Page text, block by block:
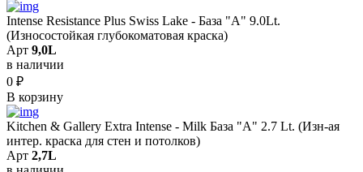
Intense Resistance Plus Swiss Lake - База "A" 9.0Lt.
(Износостойкая глубокоматовая краска)
Арт 9,0L
в наличии
0 ₽
В корзину
Kitchen & Gallery Extra Intense - Milk База "A" 2.7 Lt. (Изн-ая
интер. краска для стен и потолков)
Арт 2,7L